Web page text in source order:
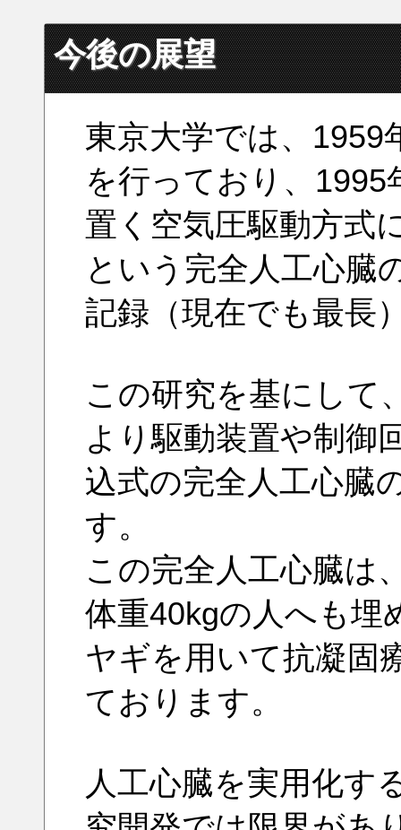
今後の展望
東京大学では、1959
を行っており、
置く空気圧駆動方式
という完全人工心臓
記録（現在でも最長
この研究を基にして
より駆動装置や制御
込式の完全人工心臓
す。
この完全人工心臓は
体重40kgの人へも埋
ヤギを用いて抗凝固
ております。
人工心臓を実用化す